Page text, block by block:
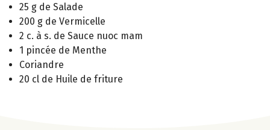
25 g de Salade
200 g de Vermicelle
2 c. à s. de Sauce nuoc mam
1 pincée de Menthe
Coriandre
20 cl de Huile de friture